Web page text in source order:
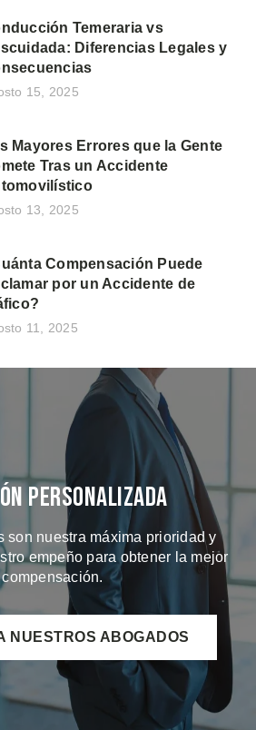
Temeraria vs
Diferencias Legales y
15, 2025
Mayores Errores que la Gente
Tras un Accidente
13, 2025
Compensación Puede
por un Accidente de
11, 2025
Personalizada
son nuestra máxima prioridad y
empeño para obtener la mejor
compensación.
NUESTROS ABOGADOS